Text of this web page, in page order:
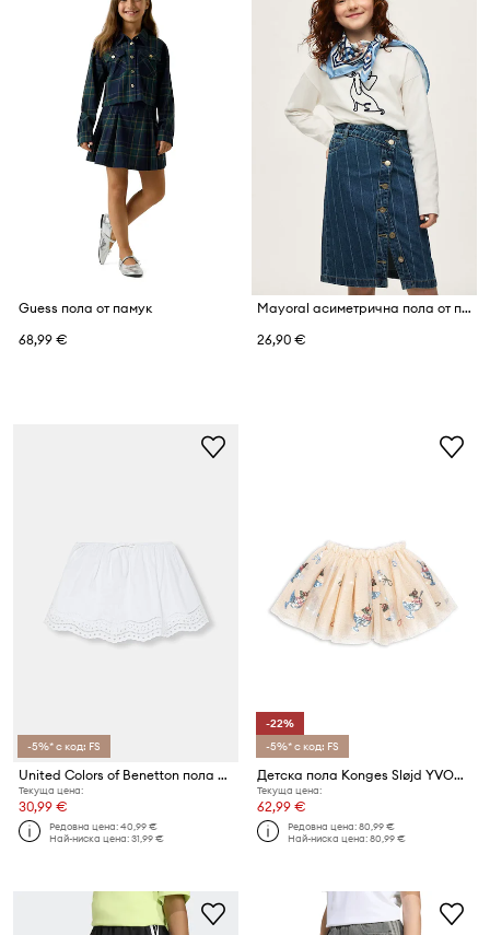
Guess пола от памук
68,99 €
Mayoral асиметрична пола от памук
26,90 €
-5%* с код: FS
United Colors of Benetton пола от памук
Текуща цена:
30,99 €
Редовна цена:40,99 €
Най-ниска цена:31,99 €
-22%
-5%* с код: FS
Детска пола Konges Sløjd YVONNE SKIRT
Текуща цена:
62,99 €
Редовна цена:80,99 €
Най-ниска цена:80,99 €